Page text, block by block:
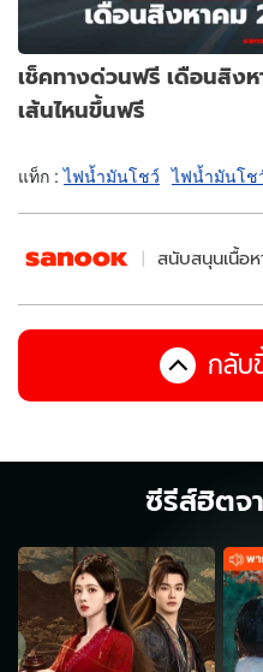
เช็คทางด่วนฟรี เดือนสิง
เส้นไหนขึ้นฟรี
แท็ก :ไฟน้ำมันโชว์ ไฟน้ำมันโช
สนับสนุนเนื้อห
กลับ
ซีรีส์ฮิตจ